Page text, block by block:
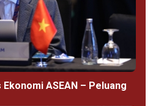
ASEAN – Peluang